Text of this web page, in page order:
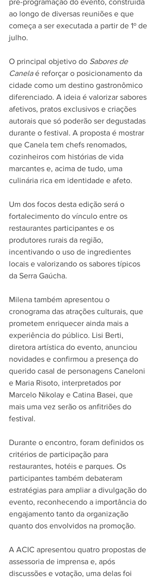
ao longo de diversas reuniões e que
começa a ser executada a partir de 1º de
julho.
O principal objetivo do Sabores de
Canela é reforçar o posicionamento da
cidade como um destino gastronômico
diferenciado. A ideia é valorizar sabores
afetivos, pratos exclusivos e criações
autorais que só poderão ser degustadas
durante o festival. A proposta é mostrar
que Canela tem chefs renomados,
cozinheiros com histórias de vida
marcantes e, acima de tudo, uma
culinária rica em identidade e afeto.
Um dos focos desta edição será o
fortalecimento do vínculo entre os
restaurantes participantes e os
produtores rurais da região,
incentivando o uso de ingredientes
locais e valorizando os sabores típicos
da Serra Gaúcha.
Milena também apresentou o
cronograma das atrações culturais, que
prometem enriquecer ainda mais a
experiência do público. Lisi Berti,
diretora artística do evento, anunciou
novidades e confirmou a presença do
querido casal de personagens Caneloni
e Maria Risoto, interpretados por
Marcelo Nikolay e Catina Basei, que
mais uma vez serão os anfitriões do
festival.
Durante o encontro, foram definidos os
critérios de participação para
restaurantes, hotéis e parques. Os
participantes também debateram
estratégias para ampliar a divulgação do
evento, reconhecendo a importância do
engajamento tanto da organização
quanto dos envolvidos na promoção.
A ACIC apresentou quatro propostas de
assessoria de imprensa e, após
discussões e votação, uma delas foi